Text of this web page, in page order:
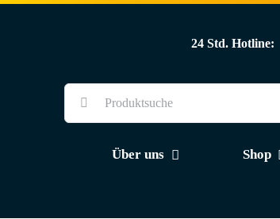
24 Std. Hotline:
Über uns Shop